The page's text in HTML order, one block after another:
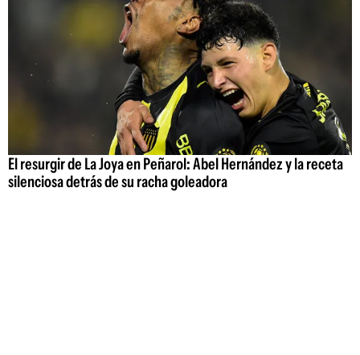
El resurgir de La Joya en Peñarol: Abel Hernández y la receta
silenciosa detrás de su racha goleadora